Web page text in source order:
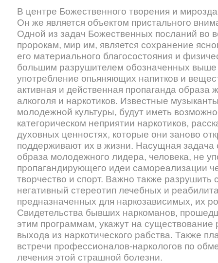
В центре Божественного творения и
Он же является объектом пристального
Одной из задач Божественных посланий во
пророкам, мир им, является сохранение
его материального благосостояния и
большим разрушителем обозначенных выше
употребление опьяняющих напитков и
активная и действенная пропаганда образа
алкоголя и наркотиков. Известные
молодежной культуры, будут иметь
категорическом неприятии наркотиков,
духовных ценностях, которые они заново
поддерживают их в жизни. Насущная задача
образа молодежного лидера, человека, не
пропагандирующего идеи самореализации
творчество и спорт. Важно также
негативный стереотип лечебных и
предназначенных для наркозависимых, их
Свидетельства бывших наркоманов,
этим программам, укажут на существование
выхода из наркотического рабства. Также
встречи профессионалов-наркологов по
лечения этой страшной болезни.